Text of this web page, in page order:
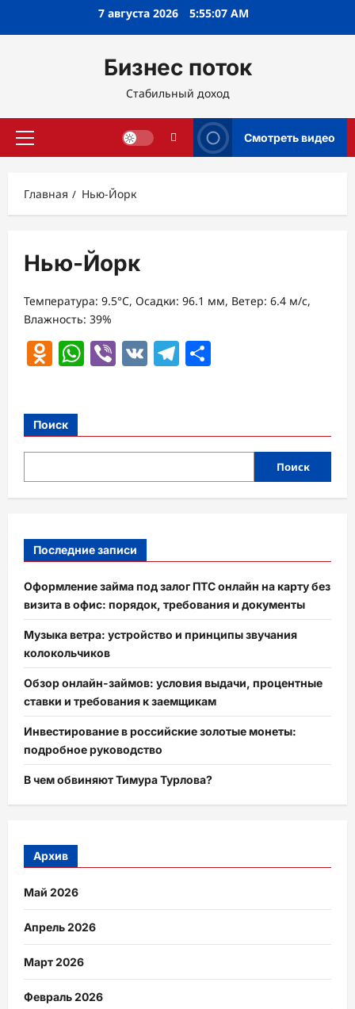
7 августа 2026 5:55:07 AM
Бизнес поток
Стабильный доход
Основное
Смотреть видео
Главная Нью-Йорк
Нью-Йорк
Температура: 9.5°C, Осадки: 96.1 мм, Ветер: 6.4 м/с,
Влажность: 39%
Odnoklassniki
WhatsApp
Viber
VK Telegram
Поиск
Поиск
Последние записи
Оформление займа под залог ПТС онлайн на карту без
визита в офис: порядок, требования и документы
Музыка ветра: устройство и принципы звучания
колокольчиков
Обзор онлайн-займов: условия выдачи, процентные
ставки и требования к заемщикам
Инвестирование в российские золотые монеты:
подробное руководство
В чем обвиняют Тимура Турлова?
Архив
Май 2026
Апрель 2026
Март 2026
Февраль 2026